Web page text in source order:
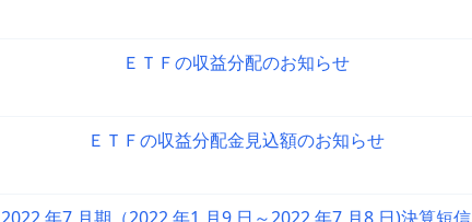
ＥＴＦの収益分配のお知らせ
ＥＴＦの収益分配金見込額のお知らせ